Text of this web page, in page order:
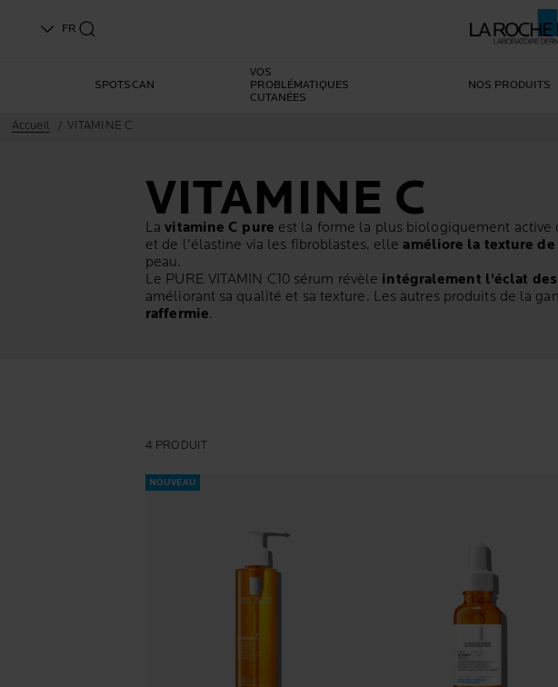
FR
SPOTSCAN
VOS
PROBLÉMATIQUES
CUTANÉES
NOS PRODUITS
Accueil VITAMINE C
VITAMINE C
Lavitamine C pure est la forme la plus biologiquement active
et de l'élastine via les fibroblastes, elleaméliore la texture de
peau.
Le PURE VITAMIN C10sérum révèle intégralement l'éclat
améliorant sa qualité et sa texture. Les autres produits de la
raffermie.
4 PRODUIT
NOUVEAU